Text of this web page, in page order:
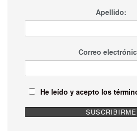
Apellido:
Correo
He leído y acepto los